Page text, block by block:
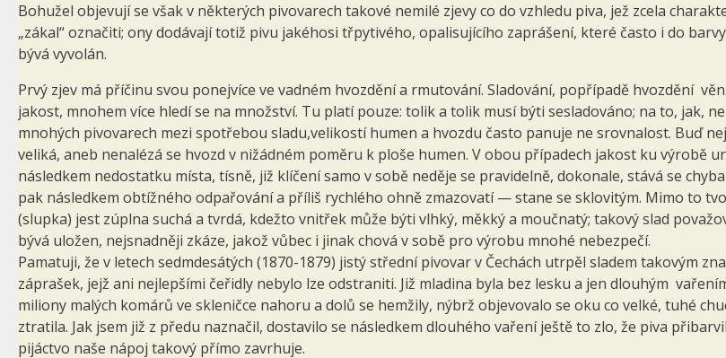
Bohužel objevují se však v některých pivovarech takové nemilé zjevy co do vzhledu piva, jež zcela
„zákal“ označiti; ony dodávají totiž pivu jakéhosi třpytivého, opalisujícího zaprášení, které často i do
bývá vyvolán.
Prvý zjev má příčinu svou ponejvíce ve vadném hvozdění a rmutování. Sladování, popřípadě hvozdění
jakost, mnohem více hledí se na množství. Tu platí pouze: tolik a tolik musí býti sesladováno; na to, jak,
mnohých pivovarech mezi spotřebou sladu,velikostí humen a hvozdu často panuje ne srovnalost. Buď
veliká, aneb nenalézá se hvozd v nižádném poměru k ploše humen. V obou případech jakost ku výrobě
následkem nedostatku místa, tísně, již klíčení samo v sobě neděje se pravidelně, dokonale, stává se
pak následkem obtížného odpařování a příliš rychlého ohně zmazovatí — stane se sklovitým. Mimo to
(slupka) jest zúplna suchá a tvrdá, kdežto vnitřek může býti vlhký, měkký a moučnatý; takový slad
bývá uložen, nejsnadněji zkáze, jakož vůbec i jinak chová v sobě pro výrobu mnohé nebezpečí.
Pamatuji, že v letech sedmdesátých (1870-1879) jistý střední pivovar v Čechách utrpěl sladem takovým
záprašek, jejž ani nejlepšími čeřidly nebylo lze odstraniti. Již mladina byla bez lesku a jen dlouhým
miliony malých komárů ve skleničce nahoru a dolů se hemžily, nýbrž objevovalo se oku co velké, tuhé
ztratila. Jak jsem již z předu naznačil, dostavilo se následkem dlouhého vaření ještě to zlo, že piva
pijáctvo naše nápoj takový přímo zavrhuje.